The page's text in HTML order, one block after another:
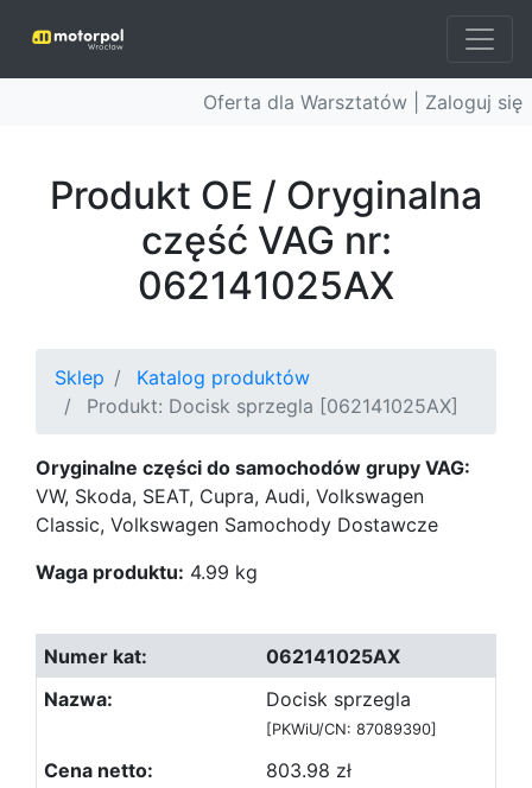
Oferta dla Warsztatów | Zaloguj się
Produkt OE / Oryginalna
część VAG nr:
062141025AX
Sklep
Katalog produktów
Produkt: Docisk sprzegla [062141025AX]
Oryginalne części do samochodów grupy VAG:
VW, Skoda, SEAT, Cupra, Audi, Volkswagen
Classic, Volkswagen Samochody Dostawcze
Waga produktu: 4.99 kg
062141025AX
Docisk sprzegla
[PKWiU/CN: 87089390]
803.98 zł